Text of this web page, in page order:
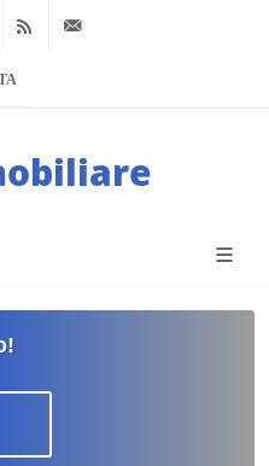
x.com Feed RSS